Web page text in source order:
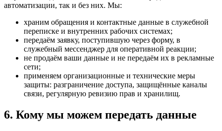
автоматизации, так и без них. Мы:
храним обращения и контактные данные в служебной
переписке и внутренних рабочих системах;
передаём заявку, поступившую через форму, в
служебный мессенджер для оперативной реакции;
не продаём ваши данные и не передаём их в рекламные
сети;
применяем организационные и технические меры
защиты: разграничение доступа, защищённые каналы
связи, регулярную ревизию прав и хранилищ.
6. Кому мы можем передать данные